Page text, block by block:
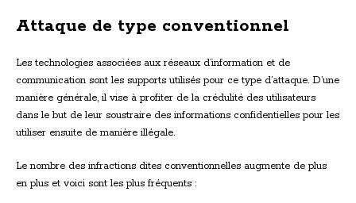
Attaque de type conventionnel
Les technologies associées aux réseaux d’information et de
communication sont les supports utilisés pour ce type d’attaque. D’une
manière générale, il vise à profiter de la crédulité des utilisateurs
dans le but de leur soustraire des informations confidentielles pour les
utiliser ensuite de manière illégale.
Le nombre des infractions dites conventionnelles augmente de plus
en plus et voici sont les plus fréquents :